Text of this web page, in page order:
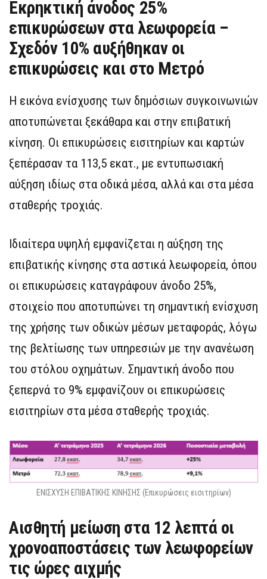
Εκρηκτική άνοδος 25%
επικυρώσεων στα λεωφορεία –
Σχεδόν 10% αυξήθηκαν οι
επικυρώσεις και στο Μετρό
Η εικόνα ενίσχυσης των δημόσιων συγκοινωνιών
αποτυπώνεται ξεκάθαρα και στην επιβατική
κίνηση. Οι επικυρώσεις εισιτηρίων και καρτών
ξεπέρασαν τα 113,5 εκατ., με εντυπωσιακή
αύξηση ιδίως στα οδικά μέσα, αλλά και στα μέσα
σταθερής τροχιάς.
Ιδιαίτερα υψηλή εμφανίζεται η αύξηση της
επιβατικής κίνησης στα αστικά λεωφορεία, όπου
οι επικυρώσεις καταγράφουν άνοδο 25%,
στοιχείο που αποτυπώνει τη σημαντική ενίσχυση
της χρήσης των οδικών μέσων μεταφοράς, λόγω
της βελτίωσης των υπηρεσιών με την ανανέωση
του στόλου οχημάτων. Σημαντική άνοδο που
ξεπερνά το 9% εμφανίζουν οι επικυρώσεις
εισιτηρίων στα μέσα σταθερής τροχιάς.
ΕΝΙΣΧΥΣΗ ΕΠΙΒΑΤΙΚΗΣ ΚΙΝΗΣΗΣ (Επικυρώσεις εισιτηρίων)
Αισθητή μείωση στα 12 λεπτά οι
χρονοαποστάσεις των λεωφορείων
τις ώρες αιχμής